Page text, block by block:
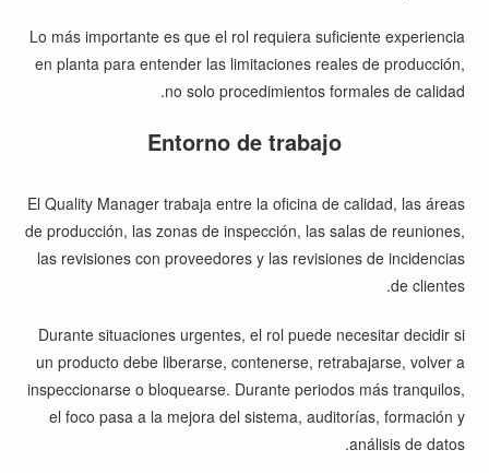
Lo más importante es que el rol requiera suficiente experiencia
en planta para entender las limitaciones reales de producción,
no solo procedimientos formales de calidad.
Entorno de trabajo
El Quality Manager trabaja entre la oficina de calidad, las áreas
de producción, las zonas de inspección, las salas de reuniones,
las revisiones con proveedores y las revisiones de incidencias
de clientes.
Durante situaciones urgentes, el rol puede necesitar decidir si
un producto debe liberarse, contenerse, retrabajarse, volver a
inspeccionarse o bloquearse. Durante periodos más tranquilos,
el foco pasa a la mejora del sistema, auditorías, formación y
análisis de datos.